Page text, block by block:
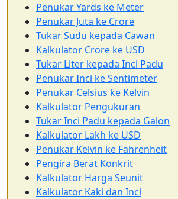
Penukar Yards ke Meter
Penukar Juta ke Crore
Tukar Sudu kepada Cawan
Kalkulator Crore ke USD
Tukar Liter kepada Inci Padu
Penukar Inci ke Sentimeter
Penukar Celsius ke Kelvin
Kalkulator Pengukuran
Tukar Inci Padu kepada Galon
Kalkulator Lakh ke USD
Penukar Kelvin ke Fahrenheit
Pengira Berat Konkrit
Kalkulator Harga Seunit
Kalkulator Kaki dan Inci